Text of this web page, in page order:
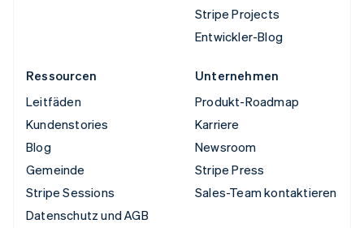
Stripe Projects
Entwickler-Blog
Ressourcen
Leitfäden
Kundenstories
Blog
Gemeinde
Stripe Sessions
Datenschutz und AGB
Unternehmen
Produkt-Roadmap
Karriere
Newsroom
Stripe Press
Sales-Team kontaktieren